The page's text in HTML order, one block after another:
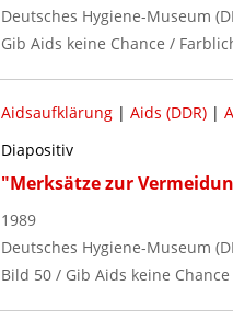
Deutsches Hygiene-Museum
Gib Aids keine Chance /
Aidsaufklärung| Aids (DDR)|
Diapositiv
"Merksätze zur
1989
Deutsches Hygiene-Museum
Bild 50 / Gib Aids keine